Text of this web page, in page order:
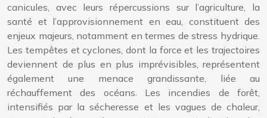
canicules, avec leurs répercussions sur l’agriculture, la
santé et l’approvisionnement en eau, constituent des
enjeux majeurs, notamment en termes de stress hydrique.
Les tempêtes et cyclones, dont la force et les trajectoires
deviennent de plus en plus imprévisibles, représentent
également une menace grandissante, liée au
réchauffement des océans. Les incendies de forêt,
intensifiés par la sécheresse et les vagues de chaleur,